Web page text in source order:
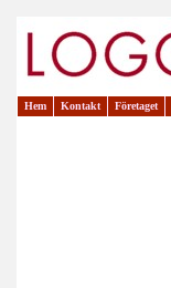
Hem Kontakt Företaget